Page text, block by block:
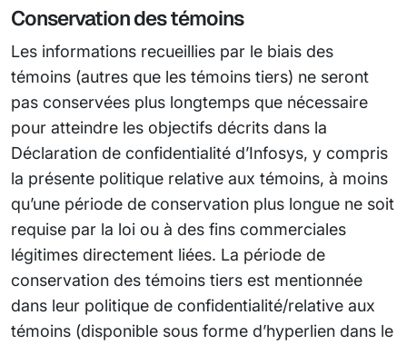
Conservation des témoins
Les informations recueillies par le biais des
témoins (autres que les témoins tiers) ne seront
pas conservées plus longtemps que nécessaire
pour atteindre les objectifs décrits dans la
Déclaration de confidentialité d’Infosys, y compris
la présente politique relative aux témoins, à moins
qu’une période de conservation plus longue ne soit
requise par la loi ou à des fins commerciales
légitimes directement liées. La période de
conservation des témoins tiers est mentionnée
dans leur politique de confidentialité/relative aux
témoins (disponible sous forme d’hyperlien dans le